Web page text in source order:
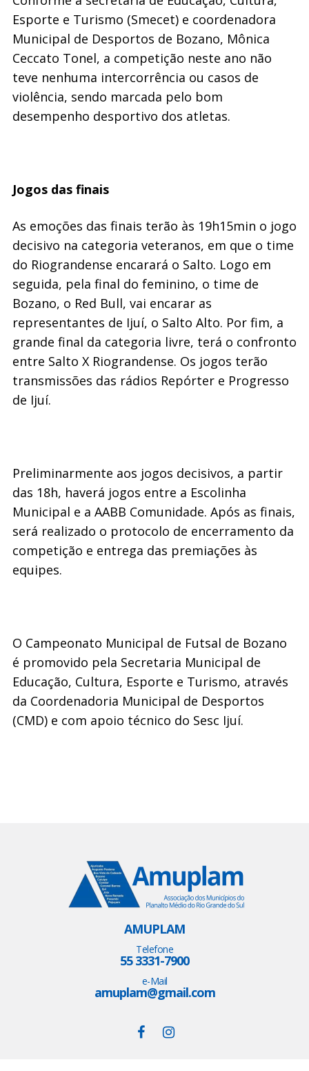
Esporte e Turismo (Smecet) e coordenadora
Municipal de Desportos de Bozano, Mônica
Ceccato Tonel, a competição neste ano não
teve nenhuma intercorrência ou casos de
violência, sendo marcada pelo bom
desempenho desportivo dos atletas.
Jogos das finais
As emoções das finais terão às 19h15min o jogo
decisivo na categoria veteranos, em que o time
do Riograndense encarará o Salto. Logo em
seguida, pela final do feminino, o time de
Bozano, o Red Bull, vai encarar as
representantes de Ijuí, o Salto Alto. Por fim, a
grande final da categoria livre, terá o confronto
entre Salto X Riograndense. Os jogos terão
transmissões das rádios Repórter e Progresso
de Ijuí.
Preliminarmente aos jogos decisivos, a partir
das 18h, haverá jogos entre a Escolinha
Municipal e a AABB Comunidade. Após as finais,
será realizado o protocolo de encerramento da
competição e entrega das premiações às
equipes.
O Campeonato Municipal de Futsal de Bozano
é promovido pela Secretaria Municipal de
Educação, Cultura, Esporte e Turismo, através
da Coordenadoria Municipal de Desportos
(CMD) e com apoio técnico do Sesc Ijuí.
AMUPLAM
Telefone
55 3331-7900
e-Mail
amuplam@gmail.com